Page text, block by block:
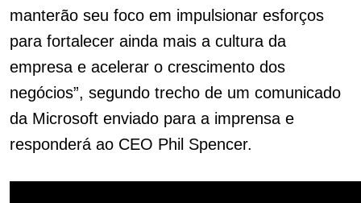
manterão seu foco em impulsionar esforços
para fortalecer ainda mais a cultura da
empresa e acelerar o crescimento dos
negócios”, segundo trecho de um comunicado
da Microsoft enviado para a imprensa e
responderá ao CEO Phil Spencer.